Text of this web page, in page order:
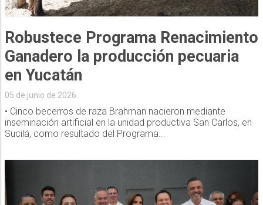
Robustece Programa Renacimiento
Ganadero la producción pecuaria
en Yucatán
05 de junio de 2026
• Cinco becerros de raza Brahman nacieron mediante
inseminación artificial en la unidad productiva San Carlos, en
Sucilá, como resultado del Programa...